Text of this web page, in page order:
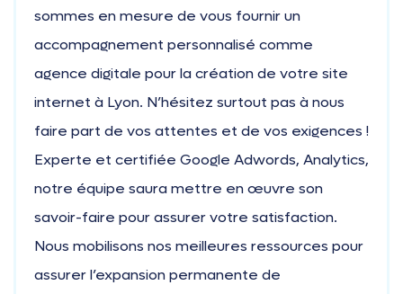
sommes en mesure de vous fournir un
accompagnement personnalisé comme
agence digitale pour la création de votre site
internet à Lyon. N’hésitez surtout pas à nous
faire part de vos attentes et de vos exigences !
Experte et certifiée Google Adwords, Analytics,
notre équipe saura mettre en œuvre son
savoir-faire pour assurer votre satisfaction.
Nous mobilisons nos meilleures ressources pour
assurer l’expansion permanente de